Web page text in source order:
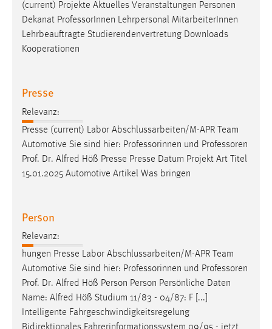
(current) Projekte Aktuelles Veranstaltungen Personen
Dekanat Professor Innen Lehrpersonal MitarbeiterInnen
Lehrbeauftragte Studierendenvertretung Downloads
Kooperationen
Presse
Relevanz:
Presse (current) Labor Abschlussarbeiten/M-APR Team
Automotive Sie sind hier: Professorinnen und Professoren
Prof. Dr. Alfred Höß Presse Presse Datum Projekt Art Titel
15.01.2025 Automotive Artikel Was bringen
Person
Relevanz:
hungen Presse Labor Abschlussarbeiten/M-APR Team
Automotive Sie sind hier: Professorinnen und Professoren
Prof. Dr. Alfred Höß Person Person Persönliche Daten
Name: Alfred Höß Studium 11/83 - 04/87: F [...]
Intelligente Fahrgeschwindigkeitsregelung